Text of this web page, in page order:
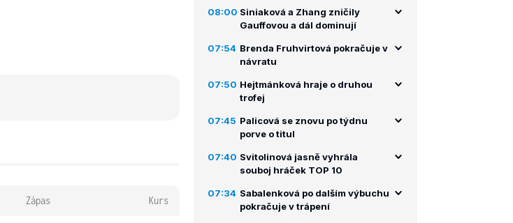
Zápas Kurs
08:00 Siniaková a Zhang zničily
Gauffovou a dál dominují
07:54 Brenda Fruhvirtová pokračuje v
návratu
07:50 Hejtmánková hraje o druhou
trofej
07:45 Palicová se znovu po týdnu
porve o titul
07:40 Svitolinová jasně vyhrála
souboj hráček TOP 10
07:34 Sabalenková po dalším výbuchu
pokračuje v trápení